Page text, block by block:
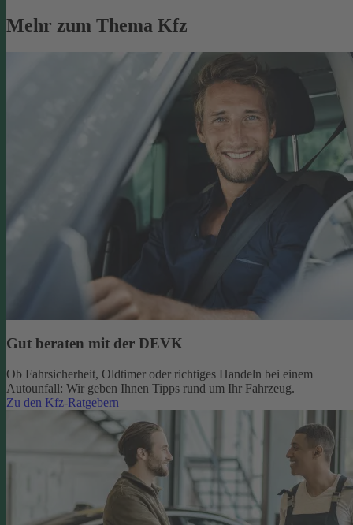
Mehr zum Thema Kfz
Gut beraten mit der DEVK
Ob Fahrsicherheit, Oldtimer oder richtiges Handeln bei einem
Autounfall: Wir geben Ihnen Tipps rund um Ihr Fahrzeug.
Zu den Kfz-Ratgebern